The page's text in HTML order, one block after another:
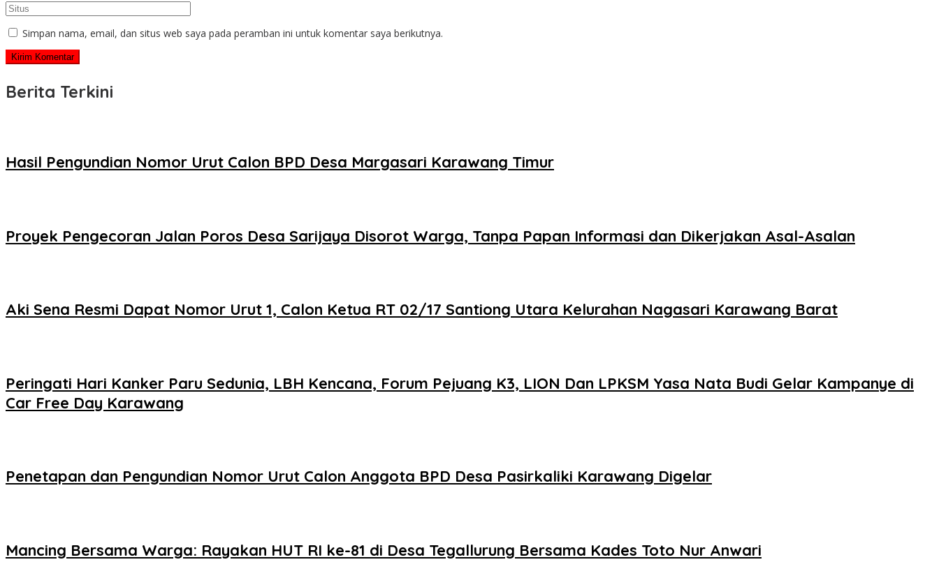
Simpan nama, email, dan situs web saya pada peramban ini untuk komentar saya berikutnya.
Berita Terkini
Hasil Pengundian Nomor Urut Calon BPD Desa Margasari Karawang Timur
Proyek Pengecoran Jalan Poros Desa Sarijaya Disorot Warga, Tanpa Papan Informasi dan Dikerjakan Asal-Asalan
Aki Sena Resmi Dapat Nomor Urut 1, Calon Ketua RT 02/17 Santiong Utara Kelurahan Nagasari Karawang Barat
Peringati Hari Kanker Paru Sedunia, LBH Kencana, Forum Pejuang K3, LION Dan LPKSM Yasa Nata Budi Gelar Kampanye di
Car Free Day Karawang
Penetapan dan Pengundian Nomor Urut Calon Anggota BPD Desa Pasirkaliki Karawang Digelar
Mancing Bersama Warga: Rayakan HUT RI ke-81 di Desa Tegallurung Bersama Kades Toto Nur Anwari